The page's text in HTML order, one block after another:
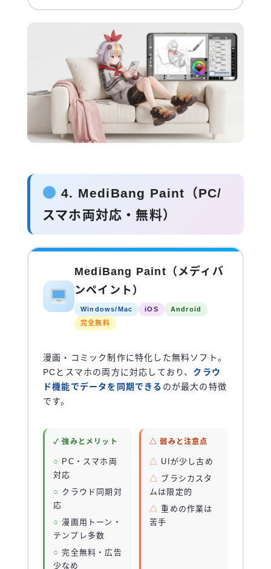
4. MediBang Paint（PC/
スマホ両対応・無料）
MediBang Paint（メディバ
ンペイント）
Windows/Mac iOS
Android
完全無料
漫画・コミック制作に特化した無料ソフト。
PCとスマホの両方に対応しており、 クラウ
ド機能でデータを同期できる のが最大の特徴
です。
✓ 強みとメリット
PC・スマホ両
対応
クラウド同期対
応
漫画用トーン・
テンプレ多数
完全無料・広告
少なめ
△ 弱みと注意点
UIが少し古め
ブラシカスタ
ムは限定的
重めの作業は
苦手